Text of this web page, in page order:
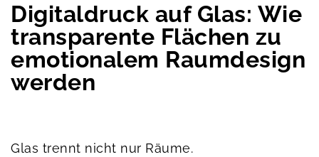
Digitaldruck auf Glas: Wie
transparente Flächen zu
emotionalem Raumdesign
werden
Glas trennt nicht nur Räume.